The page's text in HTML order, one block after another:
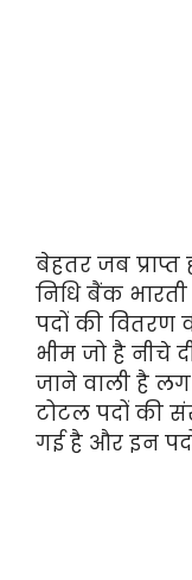
बेहतर जब प्राप्त
निधि बैंक
पदों की वितरण
भीम जो है नीचे
जाने वाली है
टोटल पदों की
गई है और इन